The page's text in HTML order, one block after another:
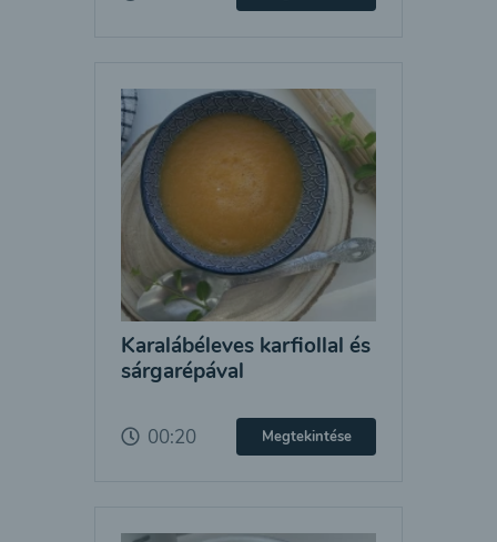
Karalábéleves karfiollal és
sárgarépával
00:20 Megtekintése